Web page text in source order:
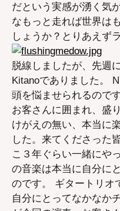
だという実感が湧く気
なもっと走れば世界は
しょうか？とりあえず
脱線しましたが、先週
Kitanoでありました。
頭を悩ませられるので
お客さんに囲まれ、盛
けがえの無い、本当に
した。来てくださった
こ３年ぐらい一緒にや
の音楽は本当に自分に
のです。 ギタートリオ
自分にとってなかなか